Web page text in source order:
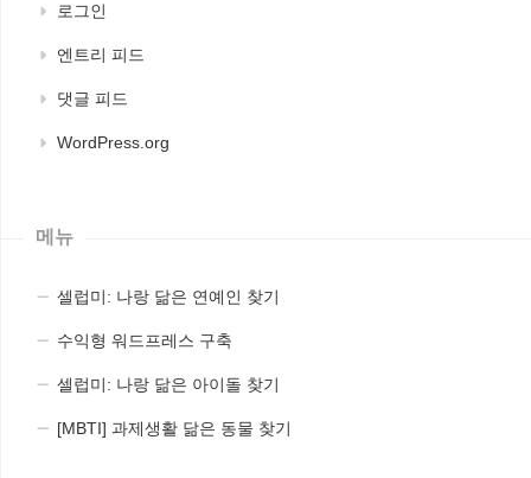
로그인
엔트리 피드
댓글 피드
WordPress.org
메뉴
셀럽미: 나랑 닮은 연예인 찾기
수익형 워드프레스 구축
셀럽미: 나랑 닮은 아이돌 찾기
[MBTI] 과제생활 닮은 동물 찾기